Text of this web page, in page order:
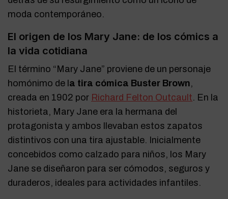
moda contemporáneo.
El origen de los Mary Jane: de los cómics a
la vida cotidiana
El término “Mary Jane” proviene de un personaje
homónimo de la tira cómica Buster Brown,
creada en 1902 por Richard Felton Outcault. En la
historieta, Mary Jane era la hermana del
protagonista y ambos llevaban estos zapatos
distintivos con una tira ajustable. Inicialmente
concebidos como calzado para niños, los Mary
Jane se diseñaron para ser cómodos, seguros y
duraderos, ideales para actividades infantiles.